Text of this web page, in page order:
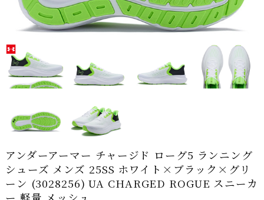
アンダーアーマー チャージド ローグ5 ランニング
シューズ メンズ 25SS ホワイト×ブラック×グリ
ーン (3028256) UA CHARGED ROGUE スニーカ